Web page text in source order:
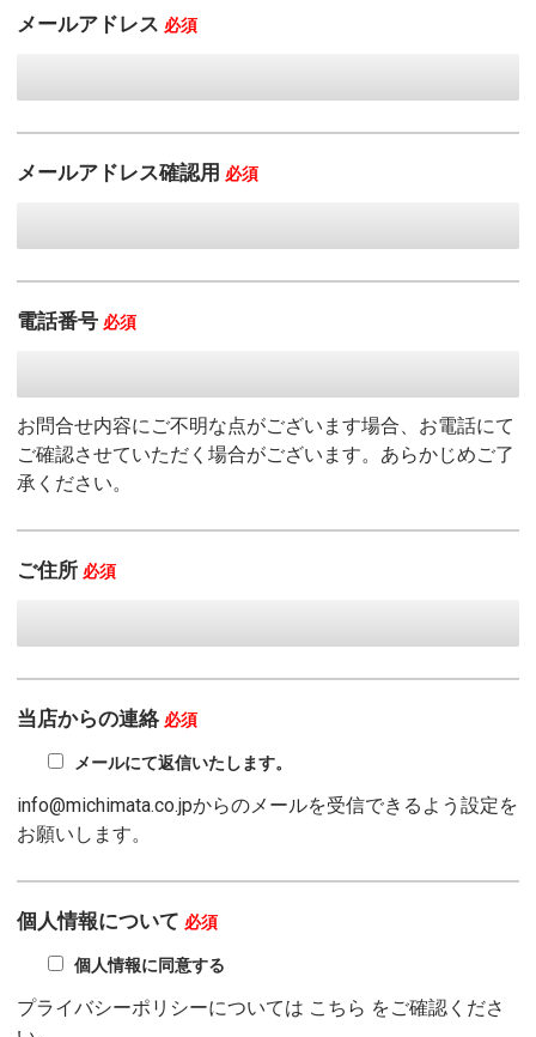
メールアドレス 必須
メールアドレス確認用 必須
電話番号 必須
お問合せ内容にご不明な点がございます場合、お電話にて
ご確認させていただく場合がございます。あらかじめご了
承ください。
ご住所 必須
当店からの連絡 必須
メールにて返信いたします。
info@michimata.co.jpからのメールを受信できるよう設定を
お願いします。
個人情報について 必須
個人情報に同意する
プライバシーポリシーについては こちら をご確認くださ